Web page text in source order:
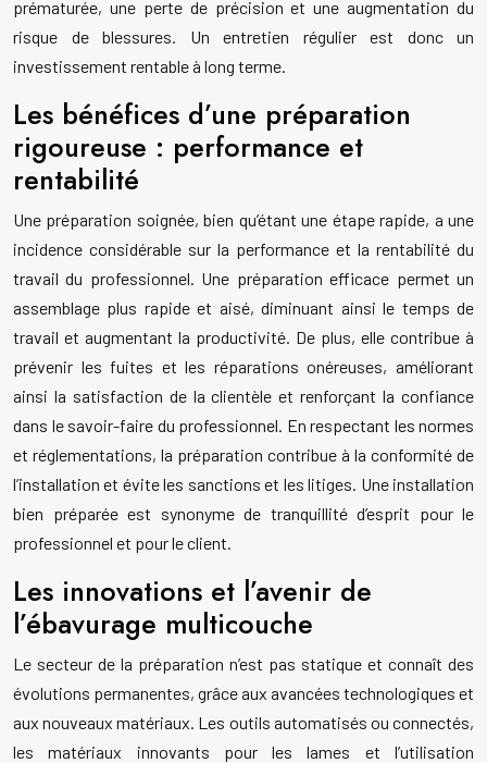
prématurée, une perte de précision et une augmentation du
risque de blessures. Un entretien régulier est donc un
investissement rentable à long terme.
Les bénéfices d’une préparation
rigoureuse : performance et
rentabilité
Une préparation soignée, bien qu’étant une étape rapide, a une
incidence considérable sur la performance et la rentabilité du
travail du professionnel. Une préparation efficace permet un
assemblage plus rapide et aisé, diminuant ainsi le temps de
travail et augmentant la productivité. De plus, elle contribue à
prévenir les fuites et les réparations onéreuses, améliorant
ainsi la satisfaction de la clientèle et renforçant la confiance
dans le savoir-faire du professionnel. En respectant les normes
et réglementations, la préparation contribue à la conformité de
l’installation et évite les sanctions et les litiges. Une installation
bien préparée est synonyme de tranquillité d’esprit pour le
professionnel et pour le client.
Les innovations et l’avenir de
l’ébavurage multicouche
Le secteur de la préparation n’est pas statique et connaît des
évolutions permanentes, grâce aux avancées technologiques et
aux nouveaux matériaux. Les outils automatisés ou connectés,
les matériaux innovants pour les lames et l’utilisation